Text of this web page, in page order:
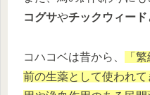
コグサやチックウィード
コハコベは昔から、
「
前の生薬として使われ